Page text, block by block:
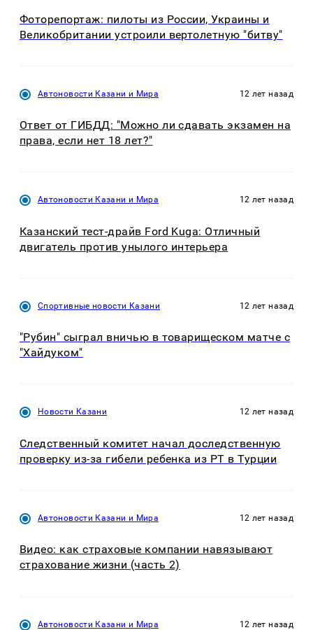
Фоторепортаж: пилоты из России, Украины и
Великобритании устроили вертолетную "битву"
Автоновости Казани и Мира 12 лет назад
Ответ от ГИБДД: "Можно ли сдавать экзамен на
права, если нет 18 лет?"
Автоновости Казани и Мира 12 лет назад
Казанский тест-драйв Ford Kuga: Отличный
двигатель против унылого интерьера
Спортивные новости Казани 12 лет назад
"Рубин" сыграл вничью в товарищеском матче с
"Хайдуком"
Новости Казани 12 лет назад
Следственный комитет начал доследственную
проверку из-за гибели ребенка из РТ в Турции
Автоновости Казани и Мира 12 лет назад
Видео: как страховые компании навязывают
страхование жизни (часть 2)
Автоновости Казани и Мира 12 лет назад